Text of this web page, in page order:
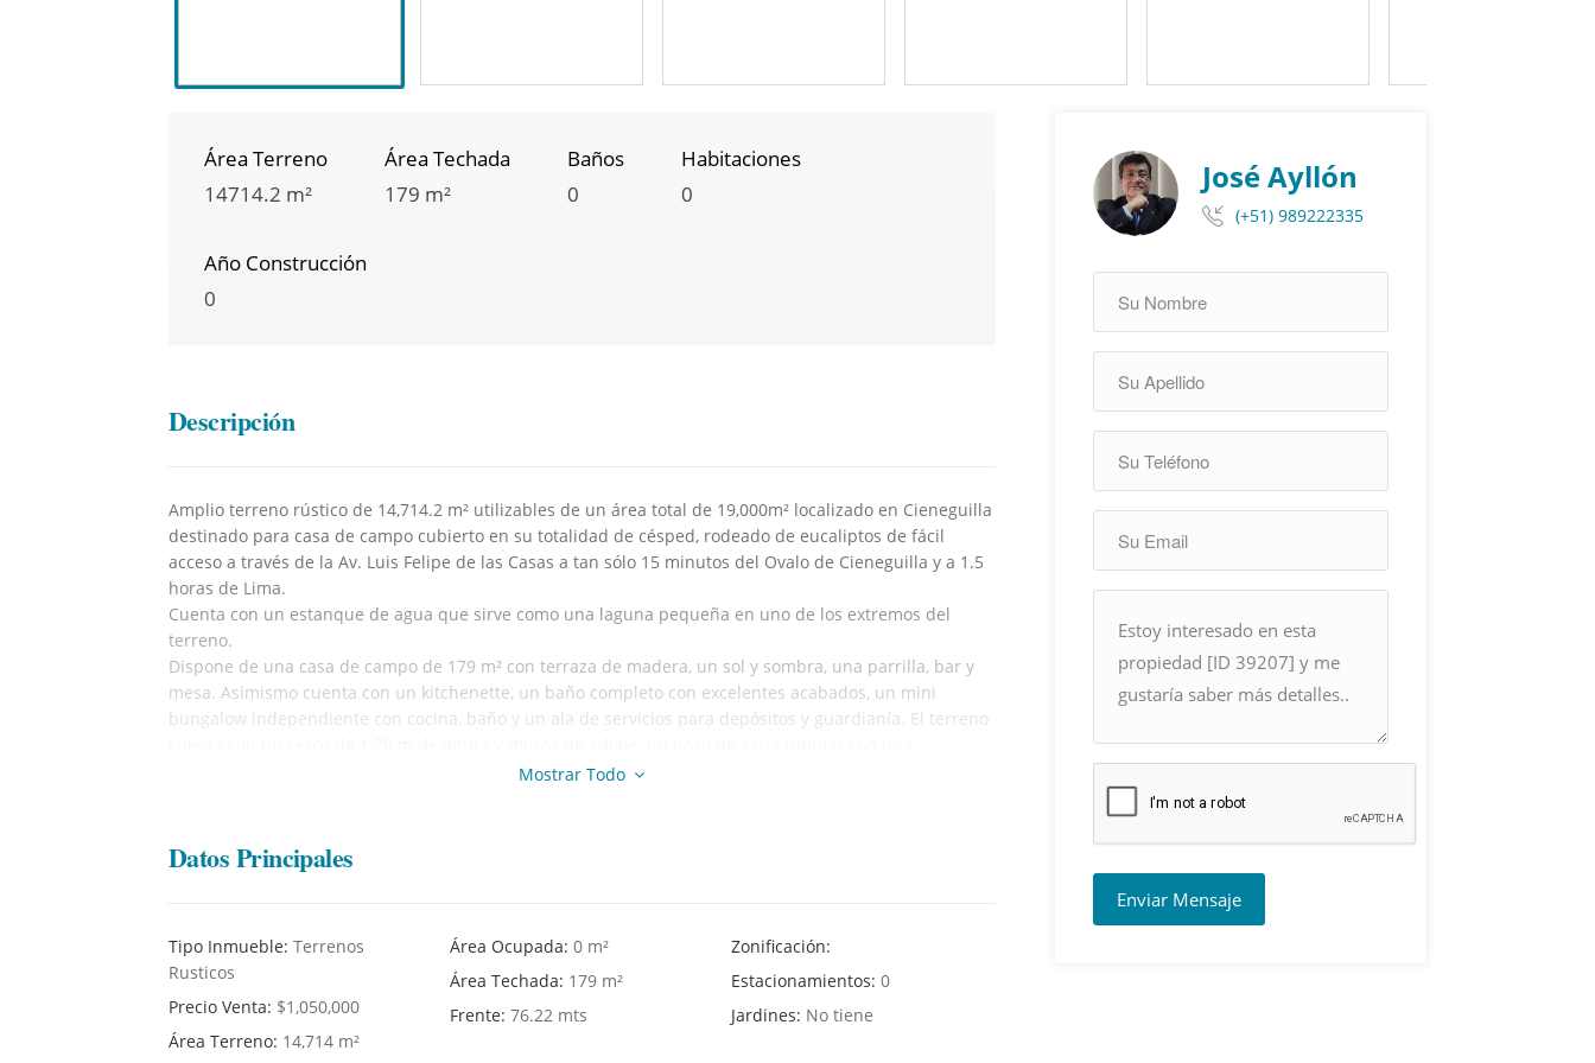
Área Terreno
14714.2 m²
Área Techada
179 m²
Baños
0
Habitaciones
0
Año Construcción
0
Descripción
Amplio terreno rústico de 14,714.2 m² utilizables de un área total de 19,000m² localizado en Cieneguilla
destinado para casa de campo cubierto en su totalidad de césped, rodeado de eucaliptos de fácil
acceso a través de la Av. Luis Felipe de las Casas a tan sólo 15 minutos del Ovalo de Cieneguilla y a 1.5
horas de Lima.
Cuenta con un estanque de agua que sirve como una laguna pequeña en uno de los extremos del
terreno.
Dispone de una casa de campo de 179 m² con terraza de madera, un sol y sombra, una parrilla, bar y
mesa. Asimismo cuenta con un kitchenette, un baño completo con excelentes acabados, un mini
bungalow independiente con cocina, baño y un ala de servicios para depósitos y guardianía. El terreno
profundidad de 80 m y con una bomba sumergible. El ingreso está provisto con una alameda de ficus.
Mostrar Todo
Datos Principales
Tipo Inmueble: Terrenos
Rusticos
Precio Venta: $1,050,000
Área Terreno: 14,714 m²
Área Ocupada: 0 m²
Área Techada: 179 m²
Frente: 76.22 mts
Zonificación:
Estacionamientos: 0
Jardines: No tiene
José Ayllón
(+51) 989222335
Enviar Mensaje